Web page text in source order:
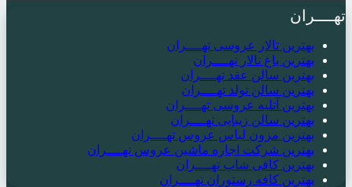
تهــــران
بهترین تالار عروسی تهــــران
بهترین باغ تالار تهــــران
بهترین سالن عقد تهــــران
بهترین سالن تولد تهــــران
بهترین آتلیه عروسی تهــــران
بهترین سالن زیبایی تهــــران
بهترین مزون لباس عروس تهــــران
بهترین شرکت اجاره ماشین عروس تهــــران
بهترین کافی شاپ تهــــران
بهترین کافه رستوران تهــــران